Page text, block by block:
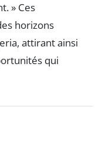
» Ces
horizons
attirant ainsi
qui